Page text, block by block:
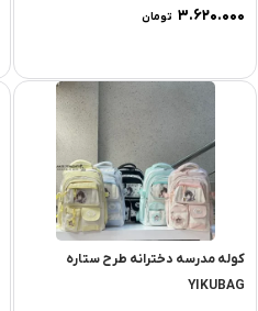
۳.۶۲۰.۰۰۰ تومان
کوله مدرسه دخترانه طرح ستاره
YIKUBAG